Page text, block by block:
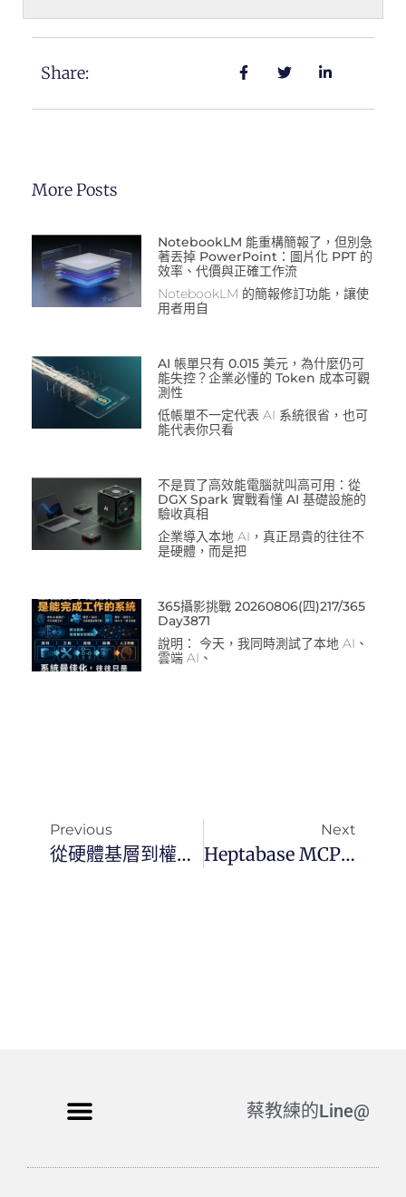
Share:
More Posts
NotebookLM 能重構簡報了，但別急
著丟掉 PowerPoint：圖片化 PPT 的
效率、代價與正確工作流
NotebookLM 的簡報修訂功能，讓使
用者用自
AI 帳單只有 0.015 美元，為什麼仍可
能失控？企業必懂的 Token 成本可觀
測性
低帳單不一定代表 AI 系統很省，也可
能代表你只看
不是買了高效能電腦就叫高可用：從
DGX Spark 實戰看懂 AI 基礎設施的
驗收真相
企業導入本地 AI，真正昂貴的往往不
是硬體，而是把
365攝影挑戰 20260806(四)217/365
Day3871
說明： 今天，我同時測試了本地 AI、
雲端 AI、
Previous
從硬體基層到權力巔峰：John Ternus 如何開啟蘋果的「後庫克時代」？
Next
Heptabase MCP 與 CLI 完整指南：用 Model Context Protocol 打造 AI Agent 知識庫自動化工作流
蔡教練的Line@